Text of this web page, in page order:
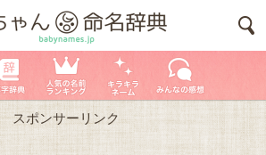
スポンサーリンク